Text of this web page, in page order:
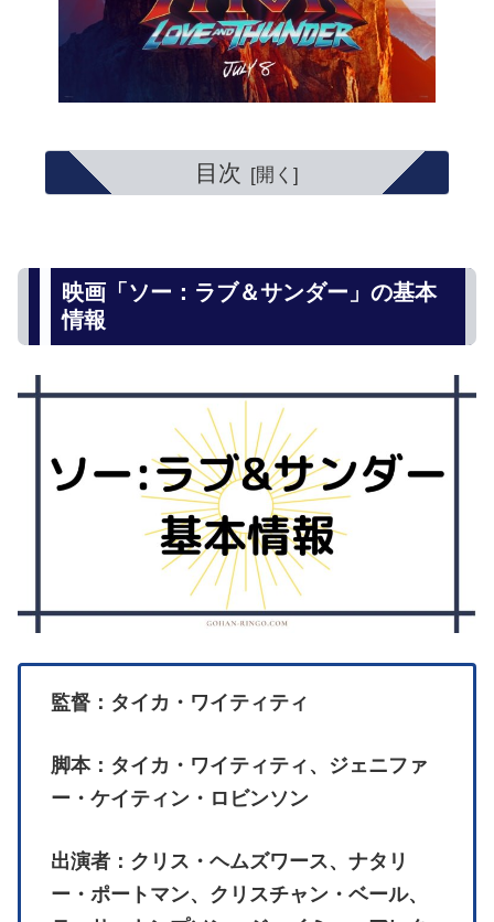
目次
映画「ソー：ラブ＆サンダー」の基本
情報
監督：タイカ・ワイティティ
脚本：タイカ・ワイティティ、ジェニファ
ー・ケイティン・ロビンソン
出演者：クリス・ヘムズワース、ナタリ
ー・ポートマン、クリスチャン・ベール、